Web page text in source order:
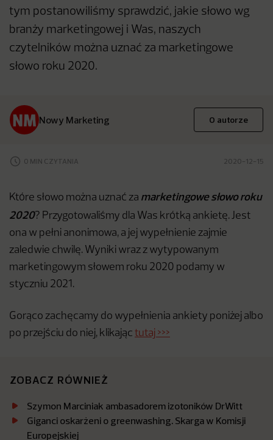
tym postanowiliśmy sprawdzić, jakie słowo wg
branży marketingowej i Was, naszych
czytelników można uznać za marketingowe
słowo roku 2020.
Nowy Marketing O autorze
0 MIN CZYTANIA 2020-12-15
Które słowo można uznać za marketingowe słowo roku
2020? Przygotowaliśmy dla Was krótką ankietę. Jest
ona w pełni anonimowa, a jej wypełnienie zajmie
zaledwie chwilę. Wyniki wraz z wytypowanym
marketingowym słowem roku 2020 podamy w
styczniu 2021.
Gorąco zachęcamy do wypełnienia ankiety poniżej albo
po przejściu do niej, klikając tutaj >>>
ZOBACZ RÓWNIEŻ
Szymon Marciniak ambasadorem izotoników DrWitt
Giganci oskarżeni o greenwashing. Skarga w Komisji
Europejskiej